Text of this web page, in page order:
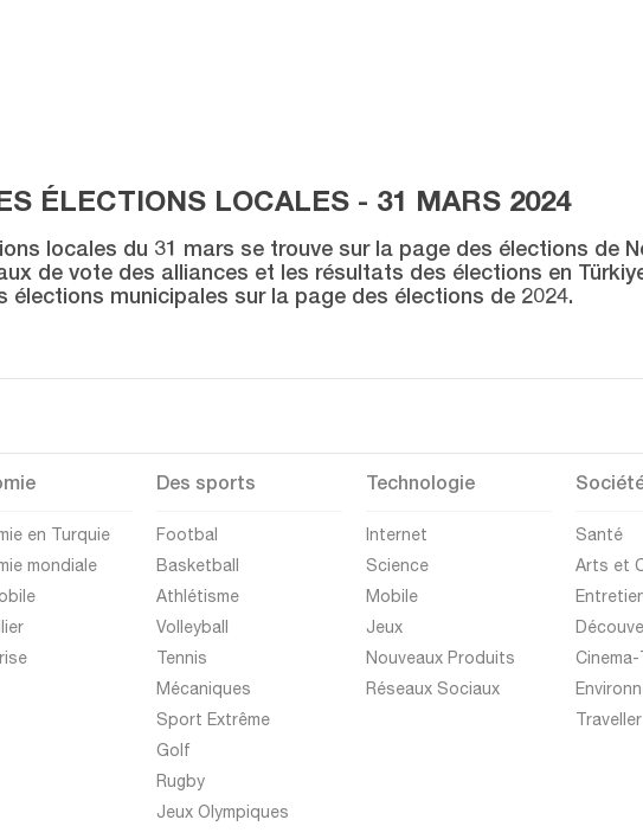
ÉLECTIONS LOCALES - 31 MARS 2024
locales du 31 mars se trouve sur la page des élections de
de vote des alliances et les résultats des élections en
élections municipales sur la page des élections de 2024.
en Turquie
mondiale
Des sports
Footbal
Basketball
Athlétisme
Volleyball
Tennis
Mécaniques
Sport Extrême
Golf
Rugby
Jeux Olympiques
Technologie
Internet
Science
Mobile
Jeux
Nouveaux Produits
Réseaux Sociaux
Santé
Arts et